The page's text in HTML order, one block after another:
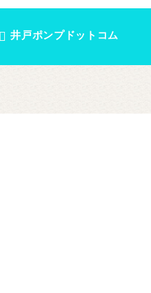
井戸ポンプドットコム